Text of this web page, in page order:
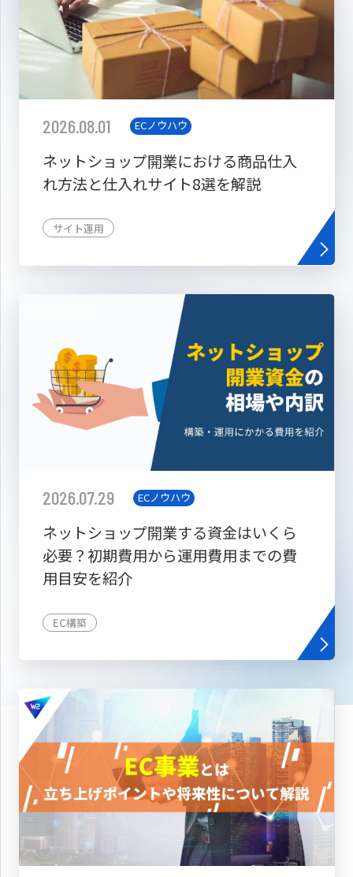
2026.08.01 ECノウハウ
ネットショップ開業における商品仕入
れ方法と仕入れサイト8選を解説
サイト運用
2026.07.29 ECノウハウ
ネットショップ開業する資金はいくら
必要？初期費用から運用費用までの費
用目安を紹介
EC構築